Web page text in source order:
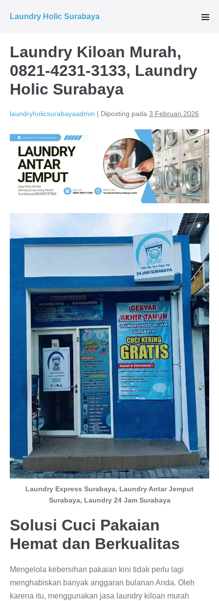
Laundry Holic Surabaya
Laundry Kiloan Murah,
0821-4231-3133, Laundry
Holic Surabaya
laundryholicsurabayaadmin | Diposting pada 3 Februari 2026
Laundry Express Surabaya, Laundry Antar Jemput
Surabaya, Laundry 24 Jam Surabaya
Solusi Cuci Pakaian
Hemat dan Berkualitas
Mengelola kebersihan pakaian kini tidak perlu lagi
menghabiskan banyak anggaran bulanan Anda. Oleh
karena itu, menggunakan jasa laundry kiloan murah